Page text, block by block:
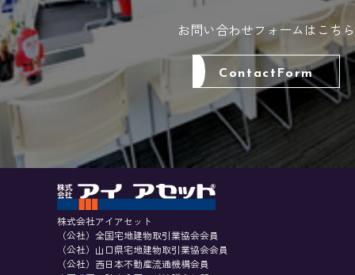
お問い合わせフォームはこちら
ContactForm
株式会社アイアセット
（公社）全国宅地建物取引業協会会員
（公社）山口県宅地建物取引業協会会員
（公社）西日本不動産流通機構会員